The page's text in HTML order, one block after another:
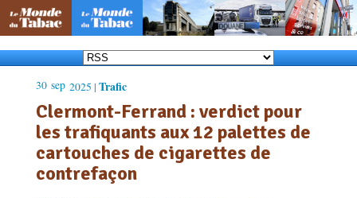
30 sep 2025 | Trafic
Clermont-Ferrand : verdict pour
les trafiquants aux 12 palettes de
cartouches de cigarettes de
contrefaçon